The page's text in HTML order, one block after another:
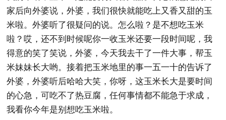
家后向外婆说，外婆，我们很快就能吃上又香又甜的玉
米啦。外婆听了很疑问的说。怎么啦？是不想吃玉米
啦？哎，还不到时候呢你一收玉米还要一段时间呢，我
得意的笑了笑说，外婆，今天我去干了一件大事，帮玉
米妹妹长大哟。接着把玉米地里的事一五一十的告诉了
外婆，外婆听后哈哈大笑，你呀，这玉米长大是要时间
的心急，可吃不了热豆腐，任何事情都不能急于求成，
我看你今年是别想吃玉米啦。